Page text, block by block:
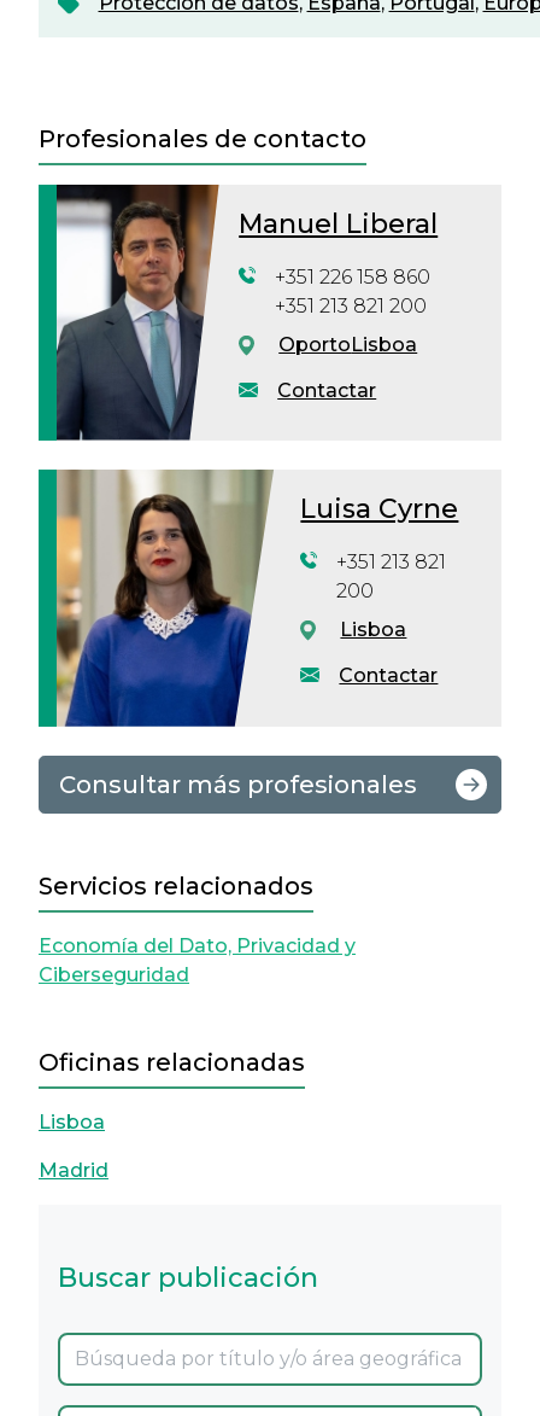
Profesionales de contacto
Manuel Liberal
Contactar
+351 226 158 860
+351 213 821 200
OportoLisboa
Luisa Cyrne
Contactar
+351 213 821
200
Lisboa
Consultar más profesionales
Servicios relacionados
Economía del Dato, Privacidad y
Ciberseguridad
Oficinas relacionadas
Lisboa
Madrid
Buscar publicación